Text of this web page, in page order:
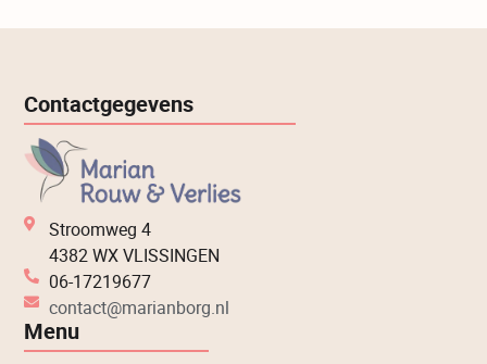
Contactgegevens
Stroomweg 4
4382 WX VLISSINGEN
06-17219677
contact@marianborg.nl
Menu